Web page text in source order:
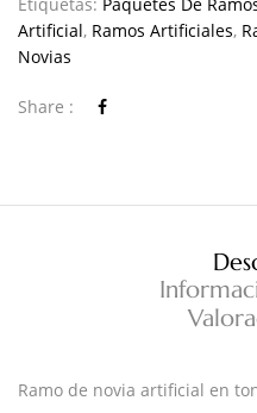
Artificial, Ramos Artificiales,
Novias
Share :
Ramo de novia artificial en